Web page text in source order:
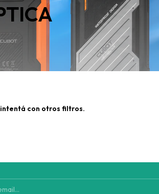
con otros filtros.